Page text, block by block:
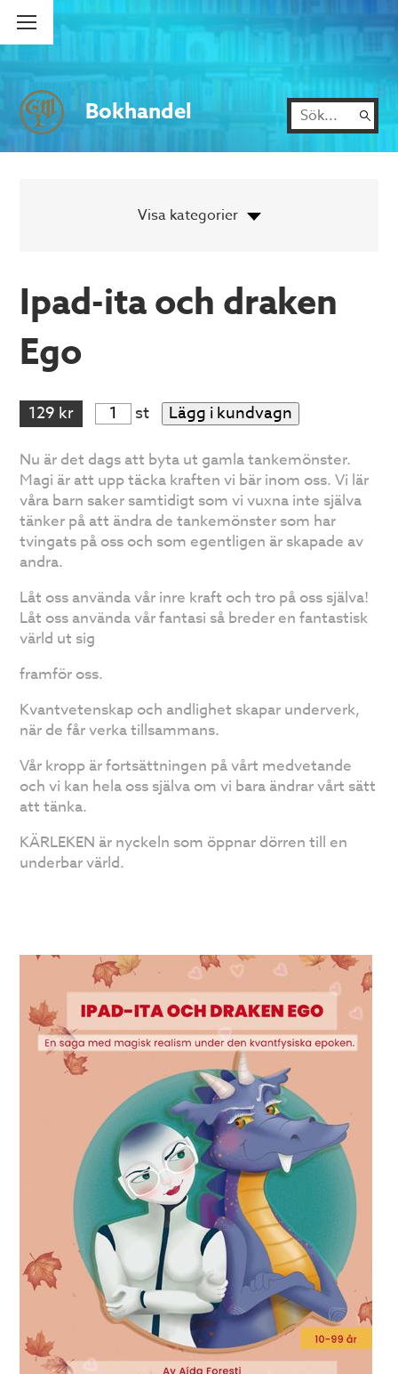
Bokhandel
Ipad-ita och draken
Ego
129 kr st Lägg i kundvagn
Nu är det dags att byta ut gamla tankemönster.
Magi är att upp täcka kraften vi bär inom oss. Vi lär
våra barn saker samtidigt som vi vuxna inte själva
tänker på att ändra de tankemönster som har
tvingats på oss och som egentligen är skapade av
andra.
Låt oss använda vår inre kraft och tro på oss själva!
Låt oss använda vår fantasi så breder en fantastisk
värld ut sig
framför oss.
Kvantvetenskap och andlighet skapar underverk,
när de får verka tillsammans.
Vår kropp är fortsättningen på vårt medvetande
och vi kan hela oss själva om vi bara ändrar vårt sätt
att tänka.
KÄRLEKEN är nyckeln som öppnar dörren till en
underbar värld.